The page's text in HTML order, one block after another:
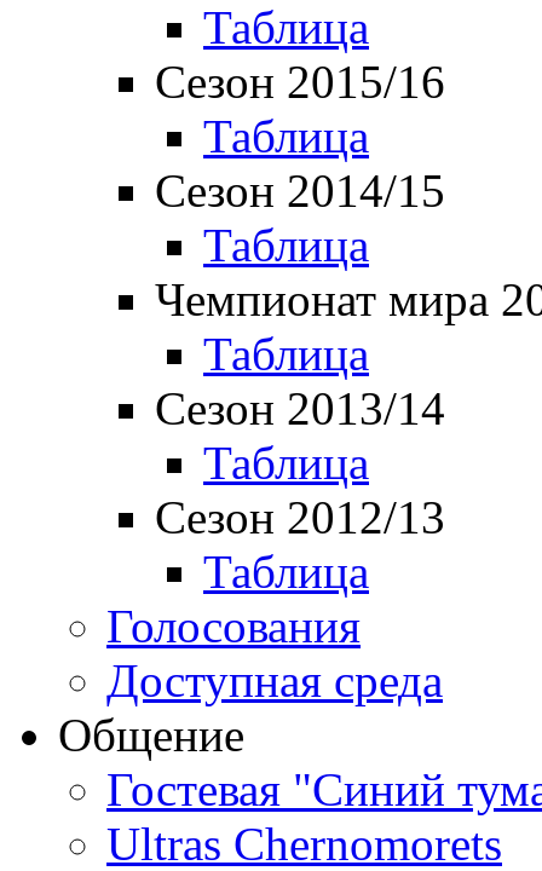
Таблица
Сезон 2015/16
Таблица
Сезон 2014/15
Таблица
Чемпионат мира
Таблица
Сезон 2013/14
Таблица
Сезон 2012/13
Таблица
Голосования
Доступная среда
Общение
Гостевая "Синий
Ultras Chernomorets